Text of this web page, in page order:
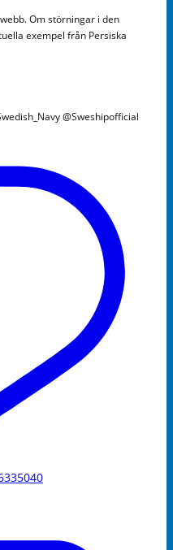
Om störningar i den
exempel från Persiska
@Sweshipofficial